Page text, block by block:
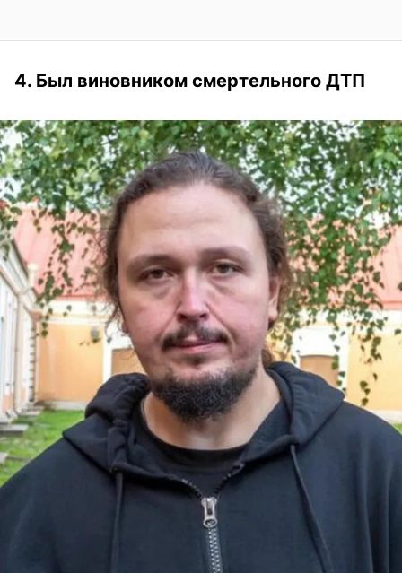
4. Был виновником смертельного ДТП